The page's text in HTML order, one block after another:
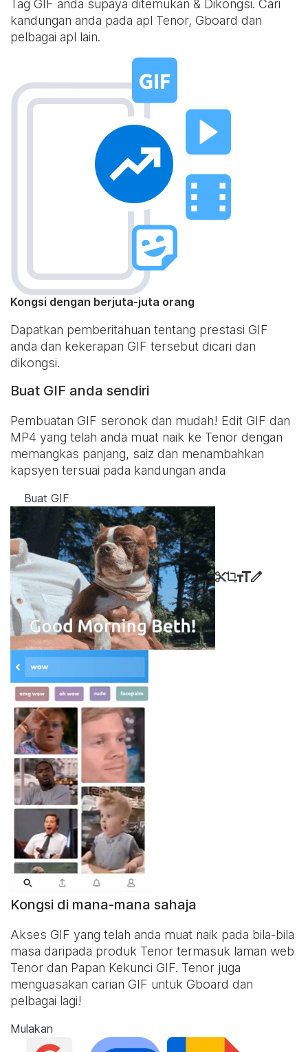
Tag GIF anda supaya ditemukan & Dikongsi. Cari
kandungan anda pada apl Tenor, Gboard dan
pelbagai apl lain.
Kongsi dengan berjuta-juta orang
Dapatkan pemberitahuan tentang prestasi GIF
anda dan kekerapan GIF tersebut dicari dan
dikongsi.
Buat GIF anda sendiri
Pembuatan GIF seronok dan mudah! Edit GIF dan
MP4 yang telah anda muat naik ke Tenor dengan
memangkas panjang, saiz dan menambahkan
kapsyen tersuai pada kandungan anda
Buat GIF
Kongsi di mana-mana sahaja
Akses GIF yang telah anda muat naik pada bila-bila
masa daripada produk Tenor termasuk laman web
Tenor dan Papan Kekunci GIF. Tenor juga
menguasakan carian GIF untuk Gboard dan
pelbagai lagi!
Mulakan